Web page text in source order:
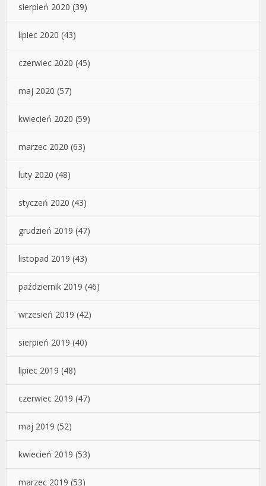
sierpień 2020 (39)
lipiec 2020 (43)
czerwiec 2020 (45)
maj 2020 (57)
kwiecień 2020 (59)
marzec 2020 (63)
luty 2020 (48)
styczeń 2020 (43)
grudzień 2019 (47)
listopad 2019 (43)
październik 2019 (46)
wrzesień 2019 (42)
sierpień 2019 (40)
lipiec 2019 (48)
czerwiec 2019 (47)
maj 2019 (52)
kwiecień 2019 (53)
marzec 2019 (53)